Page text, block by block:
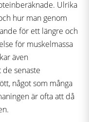
Ulrika
hur man genom
för ett längre och
för muskelmassa
även
senaste
något som många
är ofta att då